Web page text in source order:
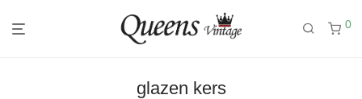
0
glazen kers